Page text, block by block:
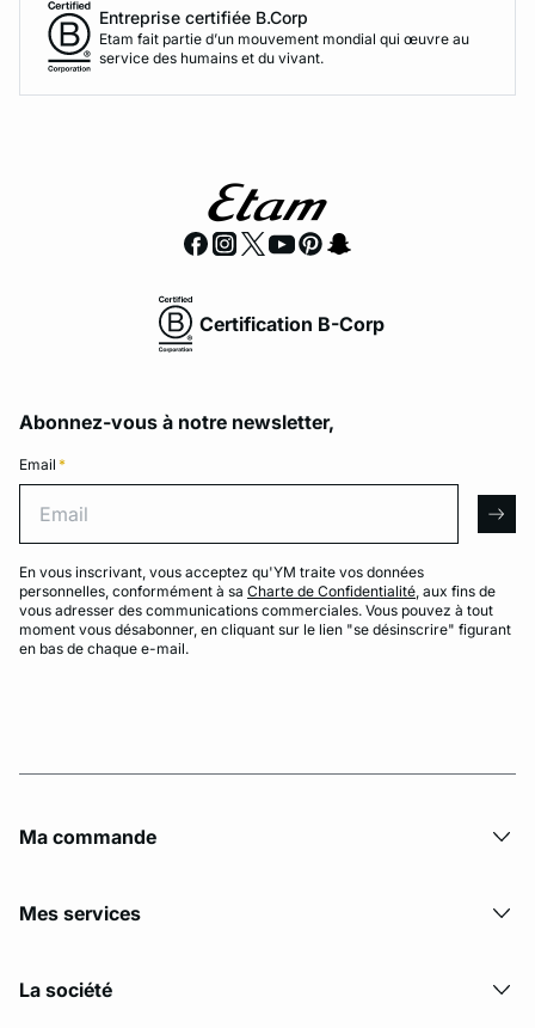
Entreprise certifiée B.Corp
Etam fait partie d’un mouvement mondial qui œuvre au
service des humains et du vivant.
Certification B-Corp
Abonnez-vous à notre newsletter,
Email *
En vous inscrivant, vous acceptez qu'YM traite vos données
personnelles, conformément à sa Charte de Confidentialité, aux fins de
vous adresser des communications commerciales. Vous pouvez à tout
moment vous désabonner, en cliquant sur le lien "se désinscrire" figurant
en bas de chaque e-mail.
Ma commande
Mes services
La société